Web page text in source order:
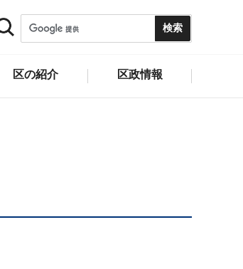
区の紹介 区政情報